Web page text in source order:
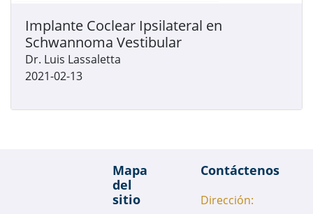
Implante Coclear Ipsilateral en
Schwannoma Vestibular
Dr. Luis Lassaletta
2021-02-13
Mapa
del
sitio
Contáctenos
Dirección: